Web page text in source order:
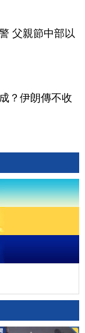
父親節中部以
？伊朗傳不收